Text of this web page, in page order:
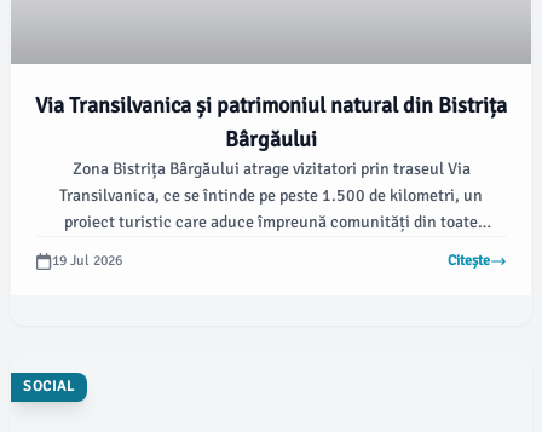
Via Transilvanica și patrimoniul natural din Bistrița
Bârgăului
Zona Bistrița Bârgăului atrage vizitatori prin traseul Via
Transilvanica, ce se întinde pe peste 1.500 de kilometri, un
proiect turistic care aduce împreună comunități din toate
căsuța tradițională românească relocată aici, care adăpostește o
19 Jul 2026 Citește
SOCIAL